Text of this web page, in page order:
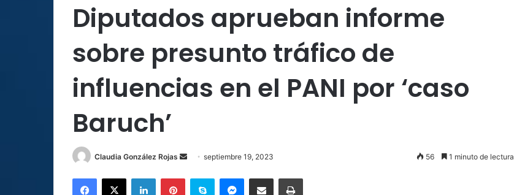
Diputados aprueban informe
sobre presunto tráfico de
influencias en el PANI por ‘caso
Baruch’
Claudia González Rojas
Send
email
septiembre 19, 2023 56 1 minuto de lectura
Facebook
X LinkedInPinterestSkype MessengerCompartir por correo electrónicoImprimir